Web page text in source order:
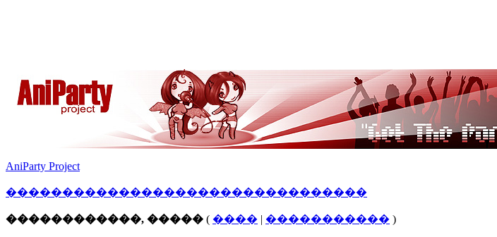
AniParty Project
��������������������������������
������������, ����� ( ���� | ����������� )